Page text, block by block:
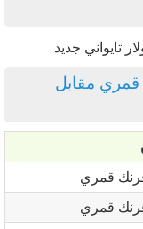
قمري مقابل
قمري
قمري